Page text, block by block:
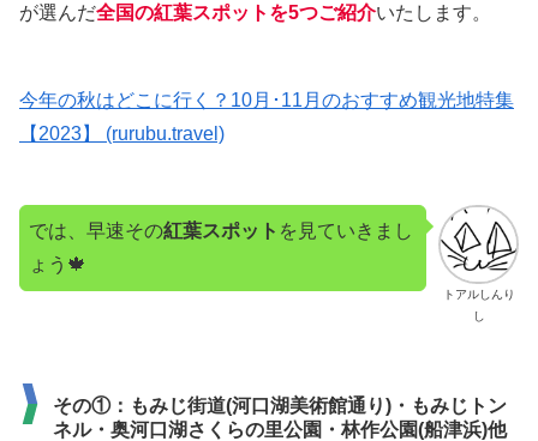
が選んだ全国の紅葉スポットを5つご紹介いたします。
今年の秋はどこに行く？10月･11月のおすすめ観光地特集
【2023】 (rurubu.travel)
トアルしんり
し
では、早速その紅葉スポット を見ていきまし
ょう🍁
その①：もみじ街道(河口湖美術館通り)・もみじトン
ネル・奥河口湖さくらの里公園・林作公園(船津浜)他